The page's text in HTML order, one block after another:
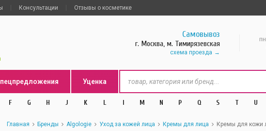
Консультации Отзывы о косметике
Самовывоз
г. Москва, м. Тимирязевская
схема проезда
Уценка
F G H J K L l M N P Q S T U
Главная Бренды Algologie Уход за кожей лица Кремы для лица Кремы для кожи